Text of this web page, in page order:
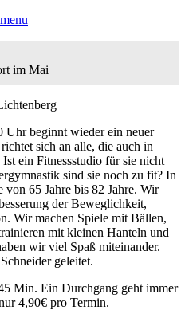
im Mai
Uhr beginnt wieder ein neuer
sich an alle, die auch in
Ist ein Fitnessstudio für sie nicht
sind sie noch zu fit? In
von 65 Jahre bis 82 Jahre. Wir
der Beweglichkeit,
Wir machen Spiele mit Bällen,
mit kleinen Hanteln und
wir viel Spaß miteinander.
geleitet.
Min. Ein Durchgang geht immer
4,90€ pro Termin.